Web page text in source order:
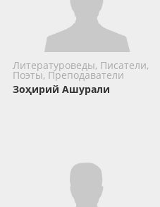
Литературоведы, Писатели,
Поэты, Преподаватели
Зоҳирий Ашурали